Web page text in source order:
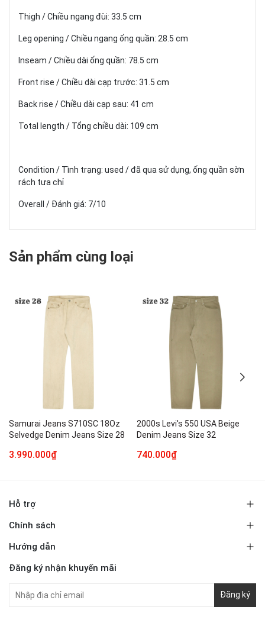
Thigh / Chiều ngang đùi: 33.5 cm
Leg opening / Chiều ngang ống quần: 28.5 cm
Inseam / Chiều dài ống quần: 78.5 cm
Front rise / Chiều dài cạp trước: 31.5 cm
Back rise / Chiều dài cạp sau: 41 cm
Total length / Tổng chiều dài: 109 cm
Condition / Tình trạng: used / đã qua sử dụng, ống quần sờn
rách tưa chỉ
Overall / Đánh giá: 7/10
Sản phẩm cùng loại
Samurai Jeans S710SC 18Oz
Selvedge Denim Jeans Size 28
3.990.000₫
2000s Levi's 550 USA Beige
Denim Jeans Size 32
740.000₫
Hỗ trợ
Chính sách
Hướng dẫn
Đăng ký nhận khuyến mãi
Đăng ký